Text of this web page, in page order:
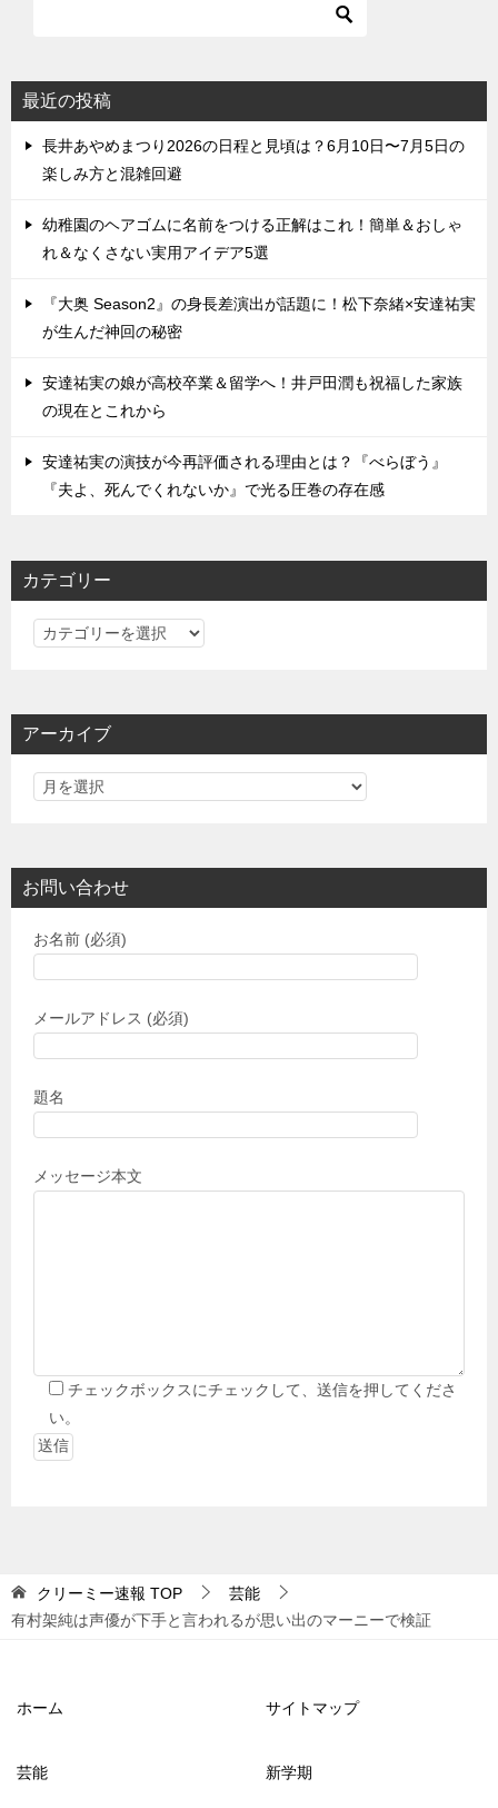
最近の投稿
長井あやめまつり2026の日程と見頃は？6月10日〜7月5日の
楽しみ方と混雑回避
幼稚園のヘアゴムに名前をつける正解はこれ！簡単＆おしゃ
れ＆なくさない実用アイデア5選
『大奥 Season2』の身長差演出が話題に！松下奈緒×安達祐実
が生んだ神回の秘密
安達祐実の娘が高校卒業＆留学へ！井戸田潤も祝福した家族
の現在とこれから
安達祐実の演技が今再評価される理由とは？『べらぼう』
『夫よ、死んでくれないか』で光る圧巻の存在感
カテゴリー
カ
リ
アーカイブ
お問い合わせ
お名前 (必須)
メールアドレス (必須)
題名
メッセージ本文
チェックボックスにチェックして、送信を押してくださ
い。
クリーミー速報 TOP
芸能
有村架純は声優が下手と言われるが思い出のマーニーで検証
ホーム サイトマップ
芸能 新学期